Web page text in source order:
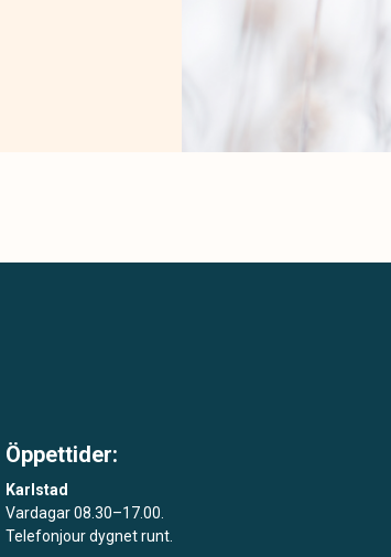
Öppettider:
Karlstad
Vardagar 08.30–17.00.
Telefonjour dygnet runt.